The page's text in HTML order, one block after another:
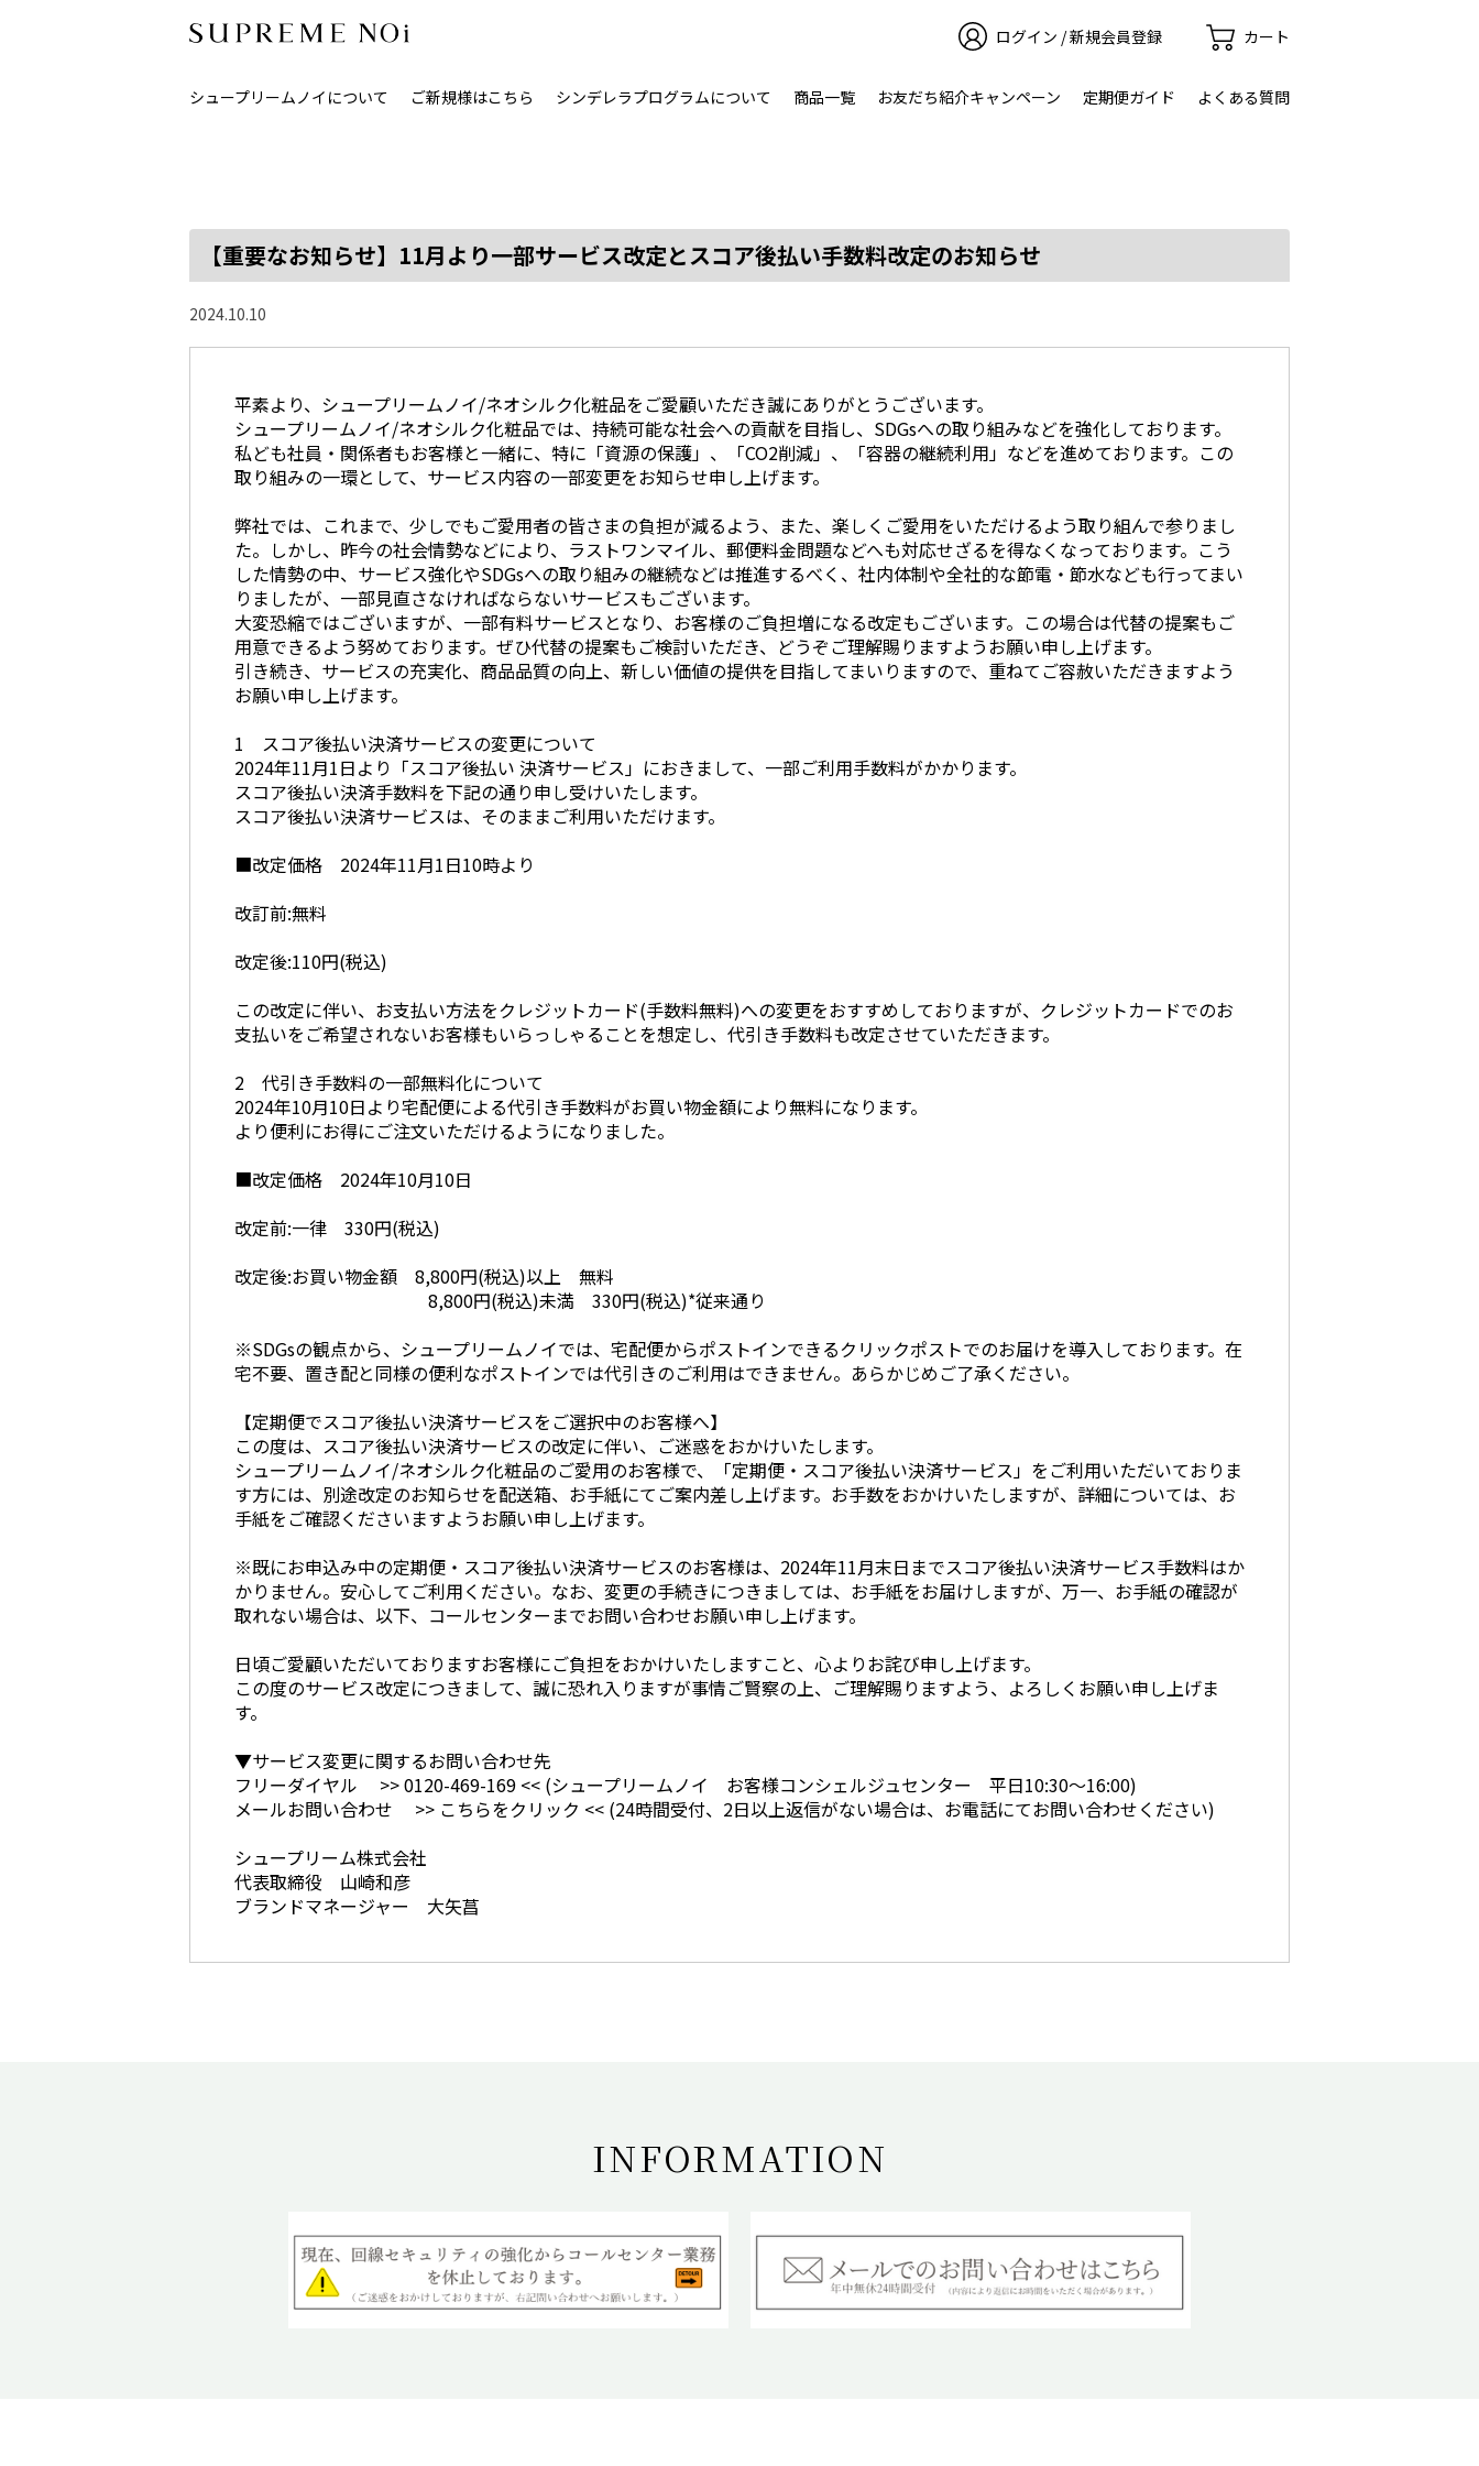
ログイン / 新規会員登録 カート
シュープリームノイについて ご新規様はこちら シンデレラプログラムについて 商品一覧 お友だち紹介キャンペーン 定期便ガイド よくある質問
【重要なお知らせ】11月より一部サービス改定とスコア後払い手数料改定のお知らせ
2024.10.10
平素より、シュープリームノイ/ネオシルク化粧品をご愛顧いただき誠にありがとうございます。
シュープリームノイ/ネオシルク化粧品では、持続可能な社会への貢献を目指し、SDGsへの取り組みなどを強化しております。
私ども社員・関係者もお客様と一緒に、特に「資源の保護」、「CO2削減」、「容器の継続利用」などを進めております。この
取り組みの一環として、サービス内容の一部変更をお知らせ申し上げます。
弊社では、これまで、少しでもご愛用者の皆さまの負担が減るよう、また、楽しくご愛用をいただけるよう取り組んで参りまし
た。しかし、昨今の社会情勢などにより、ラストワンマイル、郵便料金問題などへも対応せざるを得なくなっております。こう
した情勢の中、サービス強化やSDGsへの取り組みの継続などは推進するべく、社内体制や全社的な節電・節水なども行ってまい
りましたが、一部見直さなければならないサービスもございます。
大変恐縮ではございますが、一部有料サービスとなり、お客様のご負担増になる改定もございます。この場合は代替の提案もご
用意できるよう努めております。ぜひ代替の提案もご検討いただき、どうぞご理解賜りますようお願い申し上げます。
引き続き、サービスの充実化、商品品質の向上、新しい価値の提供を目指してまいりますので、重ねてご容赦いただきますよう
お願い申し上げます。
1 スコア後払い決済サービスの変更について
2024年11月1日より「スコア後払い 決済サービス」におきまして、一部ご利用手数料がかかります。
スコア後払い決済手数料を下記の通り申し受けいたします。
スコア後払い決済サービスは、そのままご利用いただけます。
■改定価格 2024年11月1日10時より
改訂前:無料
改定後:110円(税込)
この改定に伴い、お支払い方法をクレジットカード(手数料無料)への変更をおすすめしておりますが、クレジットカードでのお
支払いをご希望されないお客様もいらっしゃることを想定し、代引き手数料も改定させていただきます。
2 代引き手数料の一部無料化について
2024年10月10日より宅配便による代引き手数料がお買い物金額により無料になります。
より便利にお得にご注文いただけるようになりました。
■改定価格 2024年10月10日
改定前:一律 330円(税込)
改定後:お買い物金額 8,800円(税込)以上 無料
8,800円(税込)未満 330円(税込)*従来通り
※SDGsの観点から、シュープリームノイでは、宅配便からポストインできるクリックポストでのお届けを導入しております。在
宅不要、置き配と同様の便利なポストインでは代引きのご利用はできません。あらかじめご了承ください。
【定期便でスコア後払い決済サービスをご選択中のお客様へ】
この度は、スコア後払い決済サービスの改定に伴い、ご迷惑をおかけいたします。
シュープリームノイ/ネオシルク化粧品のご愛用のお客様で、「定期便・スコア後払い決済サービス」をご利用いただいておりま
す方には、別途改定のお知らせを配送箱、お手紙にてご案内差し上げます。お手数をおかけいたしますが、詳細については、お
手紙をご確認くださいますようお願い申し上げます。
※既にお申込み中の定期便・スコア後払い決済サービスのお客様は、2024年11月末日までスコア後払い決済サービス手数料はか
かりません。安心してご利用ください。なお、変更の手続きにつきましては、お手紙をお届けしますが、万一、お手紙の確認が
取れない場合は、以下、コールセンターまでお問い合わせお願い申し上げます。
日頃ご愛顧いただいておりますお客様にご負担をおかけいたしますこと、心よりお詫び申し上げます。
この度のサービス改定につきまして、誠に恐れ入りますが事情ご賢察の上、ご理解賜りますよう、よろしくお願い申し上げま
す。
▼サービス変更に関するお問い合わせ先
フリーダイヤル
>> 0120-469-169 << (シュープリームノイ お客様コンシェルジュセンター 平日10:30〜16:00)
メールお問い合わせ
>> こちらをクリック << (24時間受付、2日以上返信がない場合は、お電話にてお問い合わせください)
シュープリーム株式会社
代表取締役 山崎和彦
ブランドマネージャー 大矢菖
INFORMATION